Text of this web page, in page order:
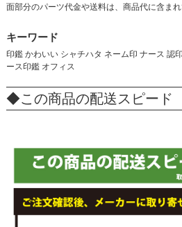
面部分のパーツ代金や送料は、商品代に含まれ
キーワード
印鑑 かわいい シャチハタ ネーム印 ナース 認
ース印鑑 オフィス
◆この商品の配送スピード